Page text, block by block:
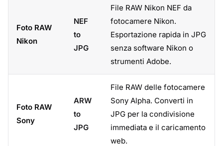
Foto RAW
Nikon
NEF
to
JPG
File RAW Nikon NEF da
fotocamere Nikon.
Esportazione rapida in JPG
senza software Nikon o
strumenti Adobe.
Foto RAW
Sony
ARW
to
JPG
File RAW delle fotocamere
Sony Alpha. Converti in
JPG per la condivisione
immediata e il caricamento
web.